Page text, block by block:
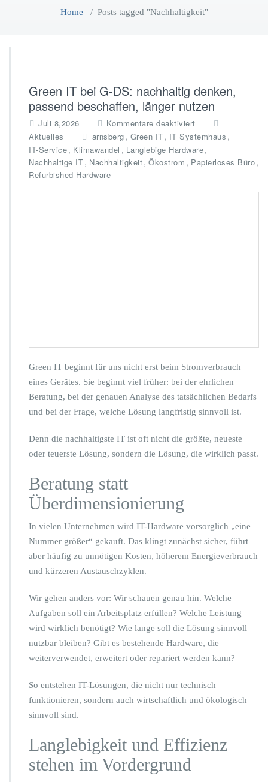
Home / Posts tagged "Nachhaltigkeit"
Green IT bei G-DS: nachhaltig denken,
passend beschaffen, länger nutzen
Juli 8,2026 Kommentare deaktiviert
ü
r
G
e
c
a
l
t
g
e
a
s
s
b
e
s
h
a
f
e
n
Aktuelles arnsberg , Green IT , IT Systemhaus ,
IT-Service, Klimawandel , Langlebige Hardware,
Nachhaltige IT, Nachhaltigkeit, Ökostrom , Papierloses Büro,
Refurbished Hardware
Green IT beginnt für uns nicht erst beim Stromverbrauch
eines Gerätes. Sie beginnt viel früher: bei der ehrlichen
Beratung, bei der genauen Analyse des tatsächlichen Bedarfs
und bei der Frage, welche Lösung langfristig sinnvoll ist.
Denn die nachhaltigste IT ist oft nicht die größte, neueste
oder teuerste Lösung, sondern die Lösung, die wirklich passt.
Beratung statt
Überdimensionierung
In vielen Unternehmen wird IT-Hardware vorsorglich „eine
Nummer größer“ gekauft. Das klingt zunächst sicher, führt
aber häufig zu unnötigen Kosten, höherem Energieverbrauch
und kürzeren Austauschzyklen.
Wir gehen anders vor: Wir schauen genau hin. Welche
Aufgaben soll ein Arbeitsplatz erfüllen? Welche Leistung
wird wirklich benötigt? Wie lange soll die Lösung sinnvoll
nutzbar bleiben? Gibt es bestehende Hardware, die
weiterverwendet, erweitert oder repariert werden kann?
So entstehen IT-Lösungen, die nicht nur technisch
funktionieren, sondern auch wirtschaftlich und ökologisch
sinnvoll sind.
Langlebigkeit und Effizienz
stehen im Vordergrund